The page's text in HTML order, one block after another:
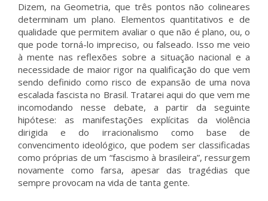
Dizem, na Geometria, que três pontos não colineares
determinam um plano. Elementos quantitativos e de
qualidade que permitem avaliar o que não é plano, ou, o
que pode torná-lo impreciso, ou falseado. Isso me veio
à mente nas reflexões sobre a situação nacional e a
necessidade de maior rigor na qualificação do que vem
sendo definido como risco de expansão de uma nova
escalada fascista no Brasil. Tratarei aqui do que vem me
incomodando nesse debate, a partir da seguinte
hipótese: as manifestações explícitas da violência
dirigida e do irracionalismo como base de
convencimento ideológico, que podem ser classificadas
como próprias de um “fascismo à brasileira”, ressurgem
novamente como farsa, apesar das tragédias que
sempre provocam na vida de tanta gente.